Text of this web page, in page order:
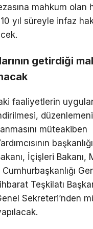
mahkum olan
10 yıl süreyle infaz
getirdiği
faaliyetlerin
müteakiben
İçişleri Bakanı,
Teşkilatı
Sekreteri’nden